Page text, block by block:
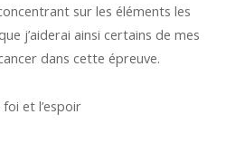
sur les éléments les
j’aiderai ainsi certains de mes
dans cette épreuve.
et l’espoir